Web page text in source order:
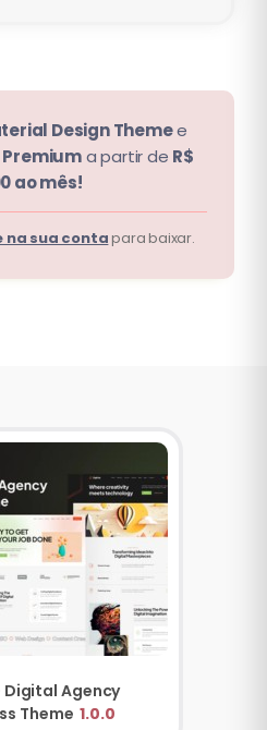
Design Themee
a partir de R$
ao mês!
na sua contapara baixar.
Digital Agency
Theme 1.0.0